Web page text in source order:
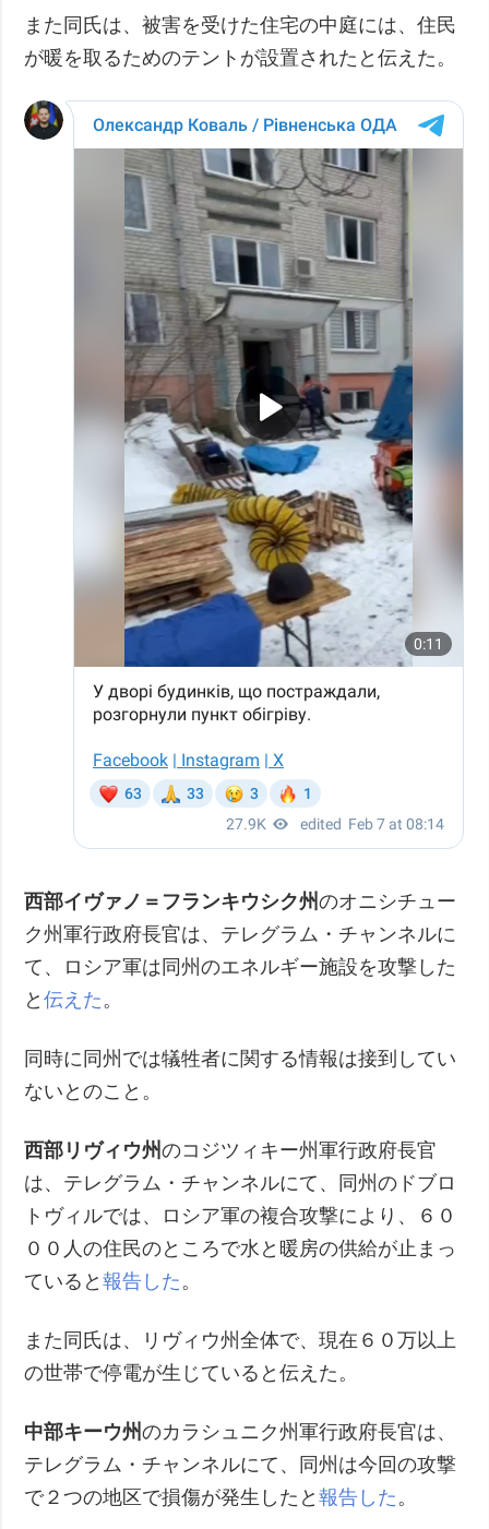
また同氏は、被害を受けた住宅の中庭には、住民
が暖を取るためのテントが設置されたと伝えた。
西部イヴァノ＝フランキウシク州のオニシチュー
ク州軍行政府長官は、テレグラム・チャンネルに
て、ロシア軍は同州のエネルギー施設を攻撃した
と伝えた 。
同時に同州では犠牲者に関する情報は接到してい
ないとのこと。
西部リヴィウ州のコジツィキー州軍行政府長官
は、テレグラム・チャンネルにて、同州のドブロ
トヴィルでは、ロシア軍の複合攻撃により、６０
００人の住民のところで水と暖房の供給が止まっ
ていると報告した 。
また同氏は、リヴィウ州全体で、現在６０万以上
の世帯で停電が生じていると伝えた。
中部キーウ州のカラシュニク州軍行政府長官は、
テレグラム・チャンネルにて、同州は今回の攻撃
で２つの地区で損傷が発生したと報告した 。